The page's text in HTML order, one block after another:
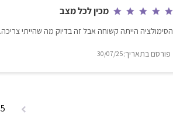
מכין לכל מצב
הסימולציה הייתה קשוחה אבל זה בדיוק מה שהייתי
30/07/25
5